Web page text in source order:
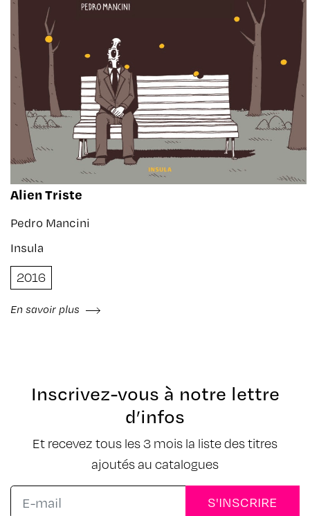
Alien Triste
Pedro Mancini
Insula
2016
En savoir plus
Inscrivez-vous à notre lettre
d’infos
Et recevez tous les 3 mois la liste des titres
ajoutés au catalogues